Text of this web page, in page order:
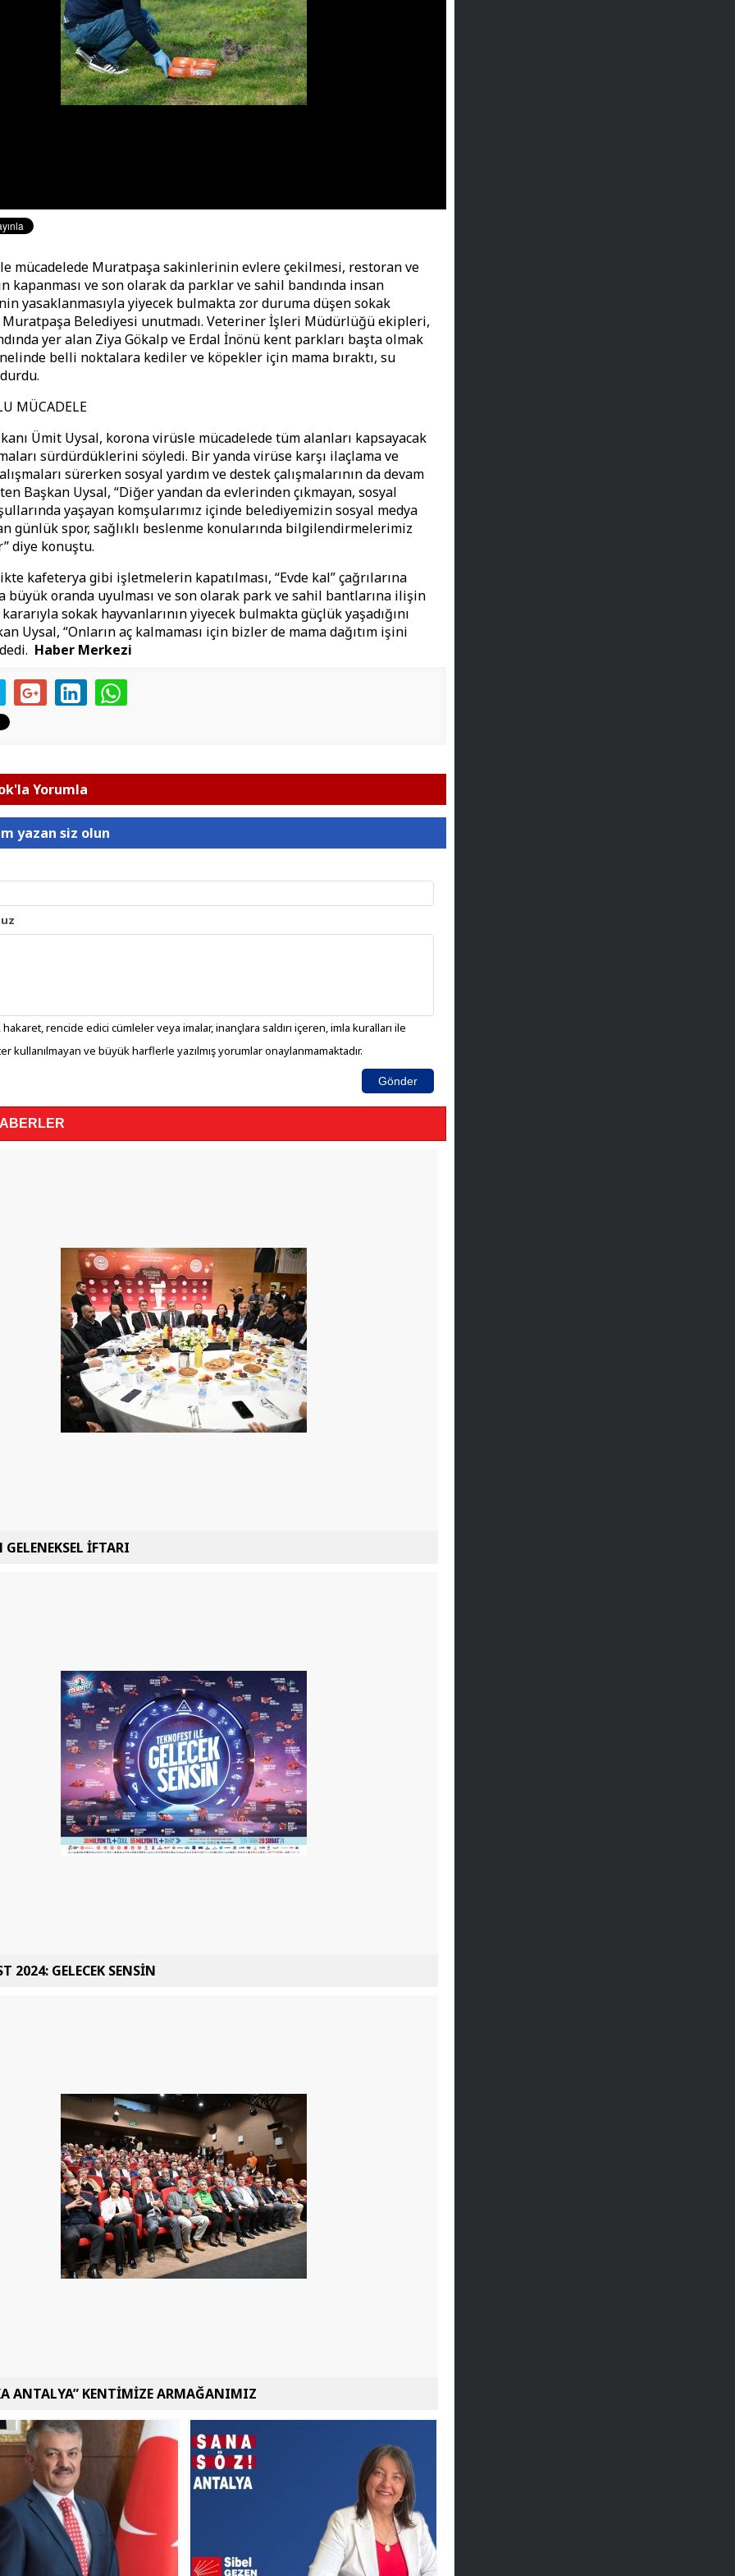
mücadelede Muratpaşa sakinlerinin evlere çekilmesi, restoran ve
kapanması ve son olarak da parklar ve sahil bandında insan
yasaklanmasıyla yiyecek bulmakta zor duruma düşen sokak
Muratpaşa Belediyesi unutmadı. Veteriner İşleri Müdürlüğü ekipleri,
yer alan Ziya Gökalp ve Erdal İnönü kent parkları başta olmak
belli noktalara kediler ve köpekler için mama bıraktı, su
MÜCADELE
Ümit Uysal, korona virüsle mücadelede tüm alanları kapsayacak
sürdürdüklerini söyledi. Bir yanda virüse karşı ilaçlama ve
sürerken sosyal yardım ve destek çalışmalarının da devam
Başkan Uysal, “Diğer yandan da evlerinden çıkmayan, sosyal
yaşayan komşularımız içinde belediyemizin sosyal medya
günlük spor, sağlıklı beslenme konularında bilgilendirmelerimiz
diye konuştu.
kafeterya gibi işletmelerin kapatılması, “Evde kal” çağrılarına
büyük oranda uyulması ve son olarak park ve sahil bantlarına ilişin
sokak hayvanlarının yiyecek bulmakta güçlük yaşadığını
Uysal, “Onların aç kalmaması için bizler de mama dağıtım işini
Haber Merkezi
Yorumla
yazan siz olun
hakaret, rencide edici cümleler veya imalar, inançlara saldırı içeren, imla kuralları ile
kullanılmayan ve büyük harflerle yazılmış yorumlar onaylanmamaktadır.
Gönder
İFTARI
2024: GELECEK SENSİN
ANTALYA” KENTİMİZE ARMAĞANIMIZ